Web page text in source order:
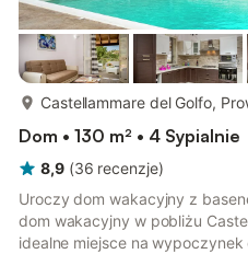
Castellammare del Golfo,
Dom • 130 m² • 4 Sypialnie
8,9 (36 recenzje)
Uroczy dom wakacyjny z
dom wakacyjny w pobliżu
idealne miejsce na